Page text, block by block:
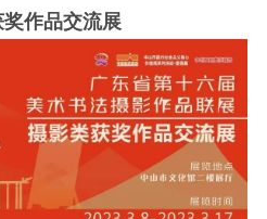
作品交流展